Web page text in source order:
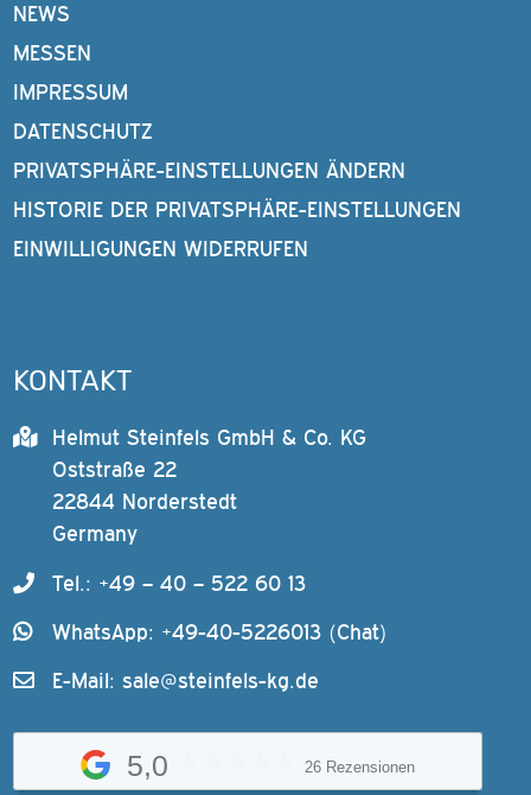
NEWS
MESSEN
IMPRESSUM
DATENSCHUTZ
PRIVATSPHÄRE-EINSTELLUNGEN ÄNDERN
HISTORIE DER PRIVATSPHÄRE-EINSTELLUNGEN
EINWILLIGUNGEN WIDERRUFEN
KONTAKT
Helmut Steinfels GmbH & Co. KG
Oststraße 22
22844 Norderstedt
Germany
Tel.: +49 – 40 – 522 60 13
WhatsApp: +49-40-5226013 (Chat)
E-Mail: sale@steinfels-kg.de
5,0 26 Rezensionen